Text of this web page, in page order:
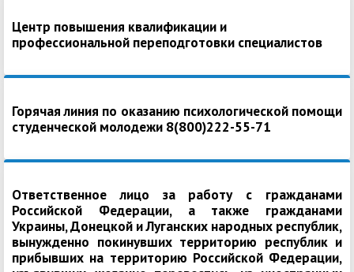
Центр повышения квалификации и
профессиональной переподготовки специалистов
Горячая линия по оказанию психологической помощи
студенческой молодежи 8(800)222-55-71
Ответственное лицо за работу с гражданами
Российской Федерации, а также гражданами
Украины, Донецкой и Луганских народных республик,
вынужденно покинувших территорию республик и
прибывших на территорию Российской Федерации,